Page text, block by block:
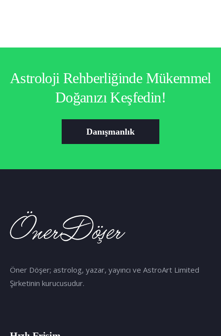
Astroloji Rehberliğinde Mükemmel
Doğanızı Keşfedin!
Danışmanlık
Öner Döşer; astrolog, yazar, yayıncı ve AstroArt Limited
Şirketinin kurucusudur.